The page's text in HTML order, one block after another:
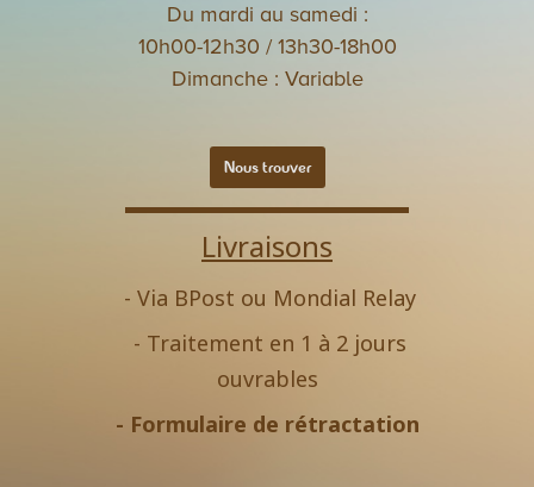
Du mardi au samedi :
10h00-12h30 / 13h30-18h00
Dimanche : Variable
Nous trouver
Livraisons
- Via BPost ou Mondial Relay
- Traitement en 1 à 2 jours
ouvrables
- Formulaire de rétractation